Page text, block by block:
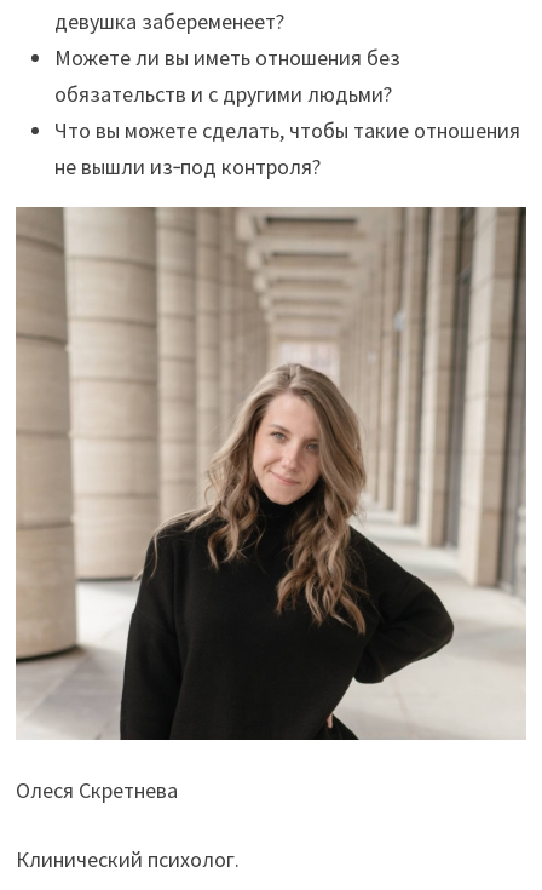
девушка забеременеет?
Можете ли вы иметь отношения без
обязательств и с другими людьми?
Что вы можете сделать, чтобы такие отношения
не вышли из‑под контроля?
Олеся Скретнева
Клинический психолог.